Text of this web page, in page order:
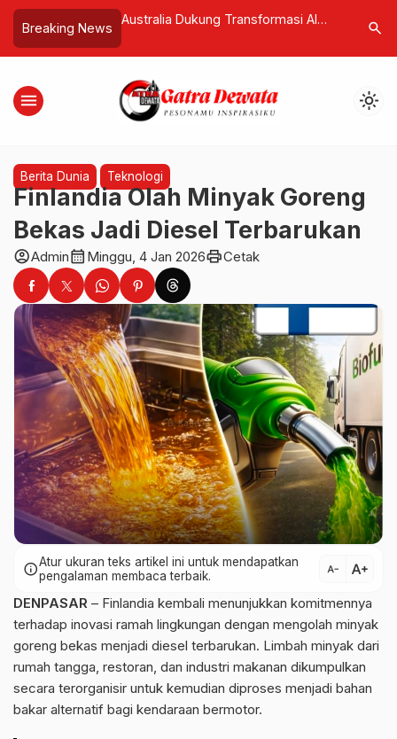
Breaking News
Transformasi AI
Bali, NTB, dan NTT
Purbaya dan Strategi “Memukul Ekor
Prabowo Subianto
search
menu light_mode
Berita Dunia Teknologi
Finlandia Olah Minyak Goreng
Bekas Jadi Diesel Terbarukan
account_circleAdmincalendar_month Minggu, 4 Jan 2026printCetak
infoAtur ukuran teks artikel ini untuk mendapatkan
pengalaman membaca terbaik.
text_decrease text_increase
DENPASAR – Finlandia kembali menunjukkan komitmennya
terhadap inovasi ramah lingkungan dengan mengolah minyak
goreng bekas menjadi diesel terbarukan. Limbah minyak dari
rumah tangga, restoran, dan industri makanan dikumpulkan
secara terorganisir untuk kemudian diproses menjadi bahan
bakar alternatif bagi kendaraan bermotor.